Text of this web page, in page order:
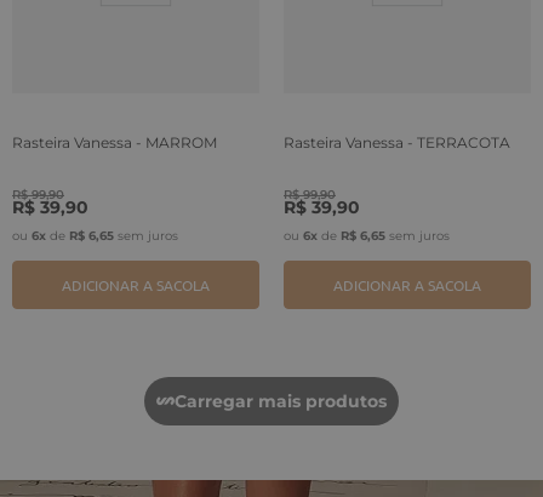
Rasteira Vanessa - MARROM
R$ 99,90
R$ 39,90
ou 6x de R$ 6,65 sem juros
ADICIONAR A SACOLA
Rasteira Vanessa - TERRACOTA
R$ 99,90
R$ 39,90
ou 6x de R$ 6,65 sem juros
ADICIONAR A SACOLA